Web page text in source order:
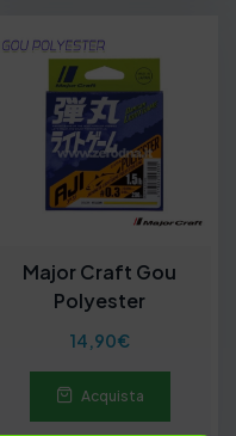
Major Craft Gou
Polyester
14,90€
Acquista